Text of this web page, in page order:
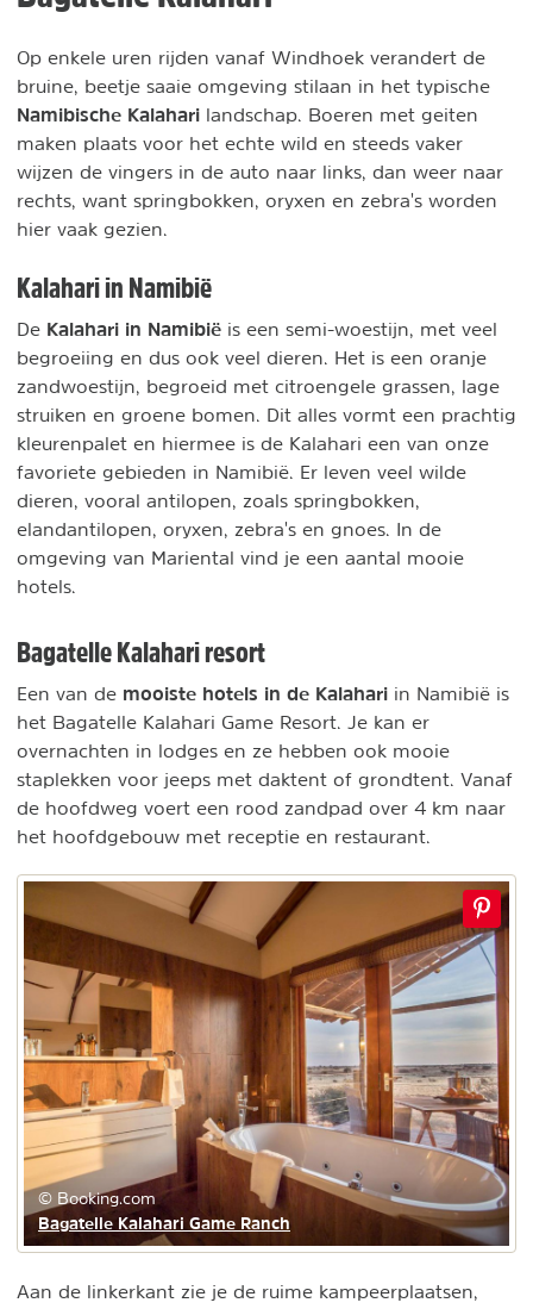
Op enkele uren rijden vanaf Windhoek verandert de
bruine, beetje saaie omgeving stilaan in het typische
Namibische Kalahari landschap. Boeren met geiten
maken plaats voor het echte wild en steeds vaker
wijzen de vingers in de auto naar links, dan weer naar
rechts, want springbokken, oryxen en zebra's worden
hier vaak gezien.
Kalahari in Namibië
De Kalahari in Namibië is een semi-woestijn, met veel
begroeiing en dus ook veel dieren. Het is een oranje
zandwoestijn, begroeid met citroengele grassen, lage
struiken en groene bomen. Dit alles vormt een prachtig
kleurenpalet en hiermee is de Kalahari een van onze
favoriete gebieden in Namibië. Er leven veel wilde
dieren, vooral antilopen, zoals springbokken,
elandantilopen, oryxen, zebra's en gnoes. In de
omgeving van Mariental vind je een aantal mooie
hotels.
Bagatelle Kalahari resort
Een van de mooiste hotels in de Kalahari in Namibië is
het Bagatelle Kalahari Game Resort. Je kan er
overnachten in lodges en ze hebben ook mooie
staplekken voor jeeps met daktent of grondtent. Vanaf
de hoofdweg voert een rood zandpad over 4 km naar
het hoofdgebouw met receptie en restaurant.
© Booking.com
Bagatelle Kalahari Game Ranch
Aan de linkerkant zie je de ruime kampeerplaatsen,